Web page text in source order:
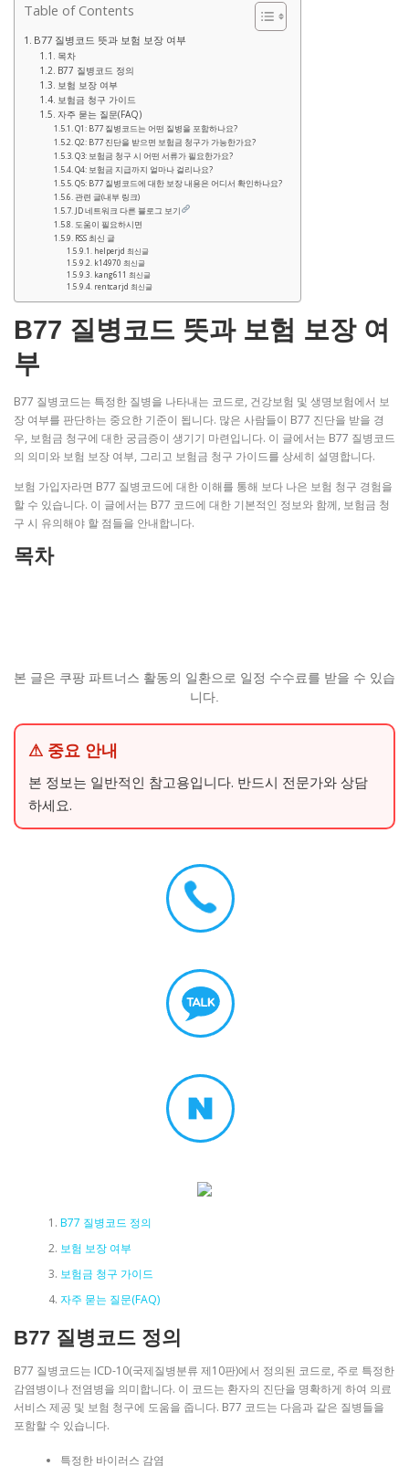
Table of Contents
B77 질병코드 뜻과 보험 보장 여부
목차
B77 질병코드 정의
보험 보장 여부
보험금 청구 가이드
자주 묻는 질문(FAQ)
Q1: B77 질병코드는 어떤 질병을 포함하나요?
Q2: B77 진단을 받으면 보험금 청구가 가능한가요?
Q3: 보험금 청구 시 어떤 서류가 필요한가요?
Q4: 보험금 지급까지 얼마나 걸리나요?
Q5: B77 질병코드에 대한 보장 내용은 어디서 확인하나요?
관련 글(내부 링크)
JD 네트워크 다른 블로그 보기
도움이 필요하시면
RSS 최신 글
helperjd 최신글
k14970 최신글
kang611 최신글
rentcarjd 최신글
B77 질병코드 뜻과 보험 보장 여
부
B77 질병코드는 특정한 질병을 나타내는 코드로, 건강보험 및 생명보험에서 보
장 여부를 판단하는 중요한 기준이 됩니다. 많은 사람들이 B77 진단을 받을 경
우, 보험금 청구에 대한 궁금증이 생기기 마련입니다. 이 글에서는 B77 질병코드
의 의미와 보험 보장 여부, 그리고 보험금 청구 가이드를 상세히 설명합니다.
보험 가입자라면 B77 질병코드에 대한 이해를 통해 보다 나은 보험 청구 경험을
할 수 있습니다. 이 글에서는 B77 코드에 대한 기본적인 정보와 함께, 보험금 청
구 시 유의해야 할 점들을 안내합니다.
목차
본 글은 쿠팡 파트너스 활동의 일환으로 일정 수수료를 받을 수 있습
니다.
⚠ 중요 안내
본 정보는 일반적인 참고용입니다. 반드시 전문가와 상담
하세요.
B77 질병코드 정의
보험 보장 여부
보험금 청구 가이드
자주 묻는 질문(FAQ)
B77 질병코드 정의
B77 질병코드는 ICD-10(국제질병분류 제10판)에서 정의된 코드로, 주로 특정한
감염병이나 전염병을 의미합니다. 이 코드는 환자의 진단을 명확하게 하여 의료
서비스 제공 및 보험 청구에 도움을 줍니다. B77 코드는 다음과 같은 질병들을
포함할 수 있습니다.
특정한 바이러스 감염